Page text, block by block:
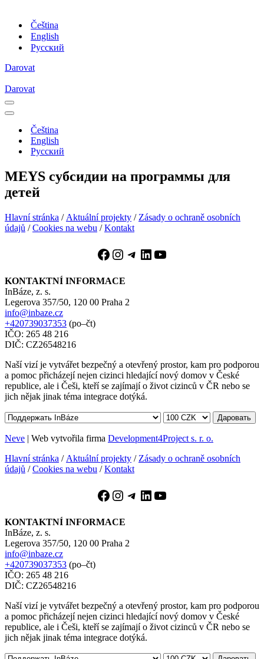
Čeština
English
Русский
Darovat
Darovat
Меню
навигации
Меню
навигацииČeština
English
Русский
MEYS субсидии на программы для
детей
Hlavní stránka / Aktuální projekty / Zásady o ochraně osobních
údajů /Cookies na webu /Kontakt
Facebook
Instagram
Telegram
LinkedIn
YouTube
KONTAKTNÍ INFORMACE
InBáze, z. s.
Legerova 357/50, 120 00 Praha 2
info@inbaze.cz
+420739037353 (po–čt)
IČO: 265 48 216
DIČ: CZ26548216
Naší vizí je vytvářet bezpečný a otevřený prostor, kam pro podporou
a pomoc přicházejí nejen cizinci hledající nový domov v České
republice, ale i Češi, kteří se zajímají o život cizinců v ČR nebo se
jich nějak jinak téma integrace dotýká.
Даровать
Neve | Web vytvořila firma Development4Project s. r. o.
Hlavní stránka / Aktuální projekty / Zásady o ochraně osobních
údajů /Cookies na webu /Kontakt
Facebook
Instagram
Telegram
LinkedIn
YouTube
KONTAKTNÍ INFORMACE
InBáze, z. s.
Legerova 357/50, 120 00 Praha 2
info@inbaze.cz
+420739037353 (po–čt)
IČO: 265 48 216
DIČ: CZ26548216
Naší vizí je vytvářet bezpečný a otevřený prostor, kam pro podporou
a pomoc přicházejí nejen cizinci hledající nový domov v České
republice, ale i Češi, kteří se zajímají o život cizinců v ČR nebo se
jich nějak jinak téma integrace dotýká.